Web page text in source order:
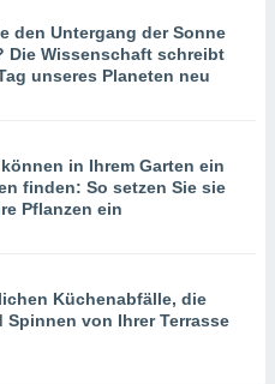
den Untergang der Sonne
Die Wissenschaft schreibt
unseres Planeten neu
in Ihrem Garten ein
finden: So setzen Sie sie
Pflanzen ein
Küchenabfälle, die
Spinnen von Ihrer Terrasse